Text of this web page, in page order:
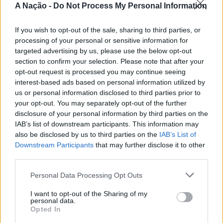
A Nação - Do Not Process My Personal Information
If you wish to opt-out of the sale, sharing to third parties, or
processing of your personal or sensitive information for
targeted advertising by us, please use the below opt-out
section to confirm your selection. Please note that after your
opt-out request is processed you may continue seeing
interest-based ads based on personal information utilized by
us or personal information disclosed to third parties prior to
your opt-out. You may separately opt-out of the further
disclosure of your personal information by third parties on the
IAB’s list of downstream participants. This information may
also be disclosed by us to third parties on the IAB’s List of
Downstream Participants that may further disclose it to other
Personal Data Processing Opt Outs
I want to opt-out of the Sharing of my
personal data.
Opted In
de vento das comunidades costeiras, promovendo o
território através do mar e das suas condições naturais.
Nas palavras de Pedro Mota, De todas as etapas do
Nortada Ocean Rides, este evento é o que mais precisa
da “nortada” como apoio, porque sem vento não há
kitesurf.
A presença da Nortada vai mais uma vez, alem da
competição. O que queremos é fazer parte deste
movimento que promove o encontro entre atletas,
visitantes e a comunidade local. Que a marca Nortada
valorizando o património natural e a relação de
Nortada.
CONTINUAR A LER
ATUALIDADE
Cinco projetos de Cascais finalistas
em iniciativa europeia
20 horas atrás on
05/08/2026
Por Ígor Lopes
Vencedores serão anunciados no “Innovation in Politics
Awards,” a 30 de outubro de 2026, no Centro de
Participação cívica, Juventude, Educação, Emprego e